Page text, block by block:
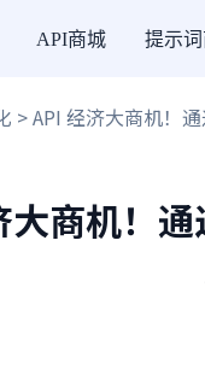
API商城 提示
> API 经济大商机！
大商机！